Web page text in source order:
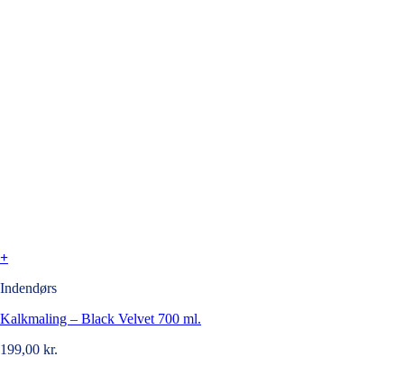
+
Indendørs
Kalkmaling – Black Velvet 700 ml.
199,00 kr.